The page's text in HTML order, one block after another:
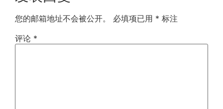
您的邮箱地址不会被公开。 必填项已用 * 标注
评论 *